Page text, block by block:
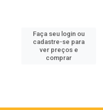
Faça seu login ou
cadastre-se para
ver preços e
comprar